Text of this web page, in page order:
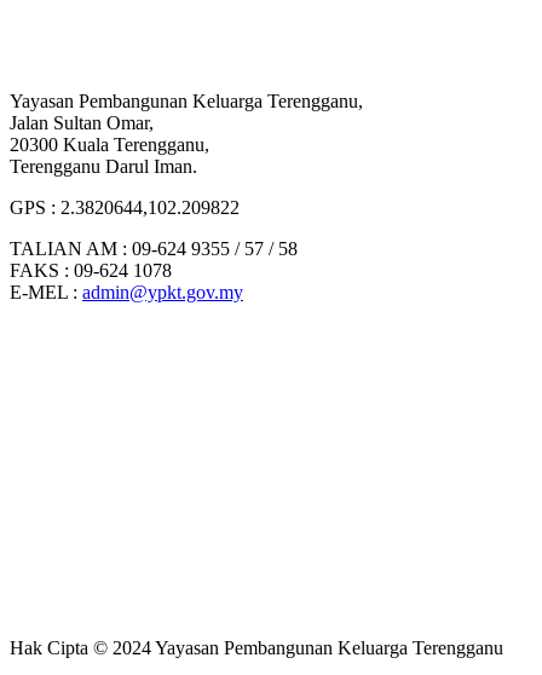
Yayasan Pembangunan Keluarga Terengganu,
Jalan Sultan Omar,
20300 Kuala Terengganu,
Terengganu Darul Iman.
GPS : 2.3820644,102.209822
TALIAN AM : 09-624 9355 / 57 / 58
FAKS : 09-624 1078
E-MEL : admin@ypkt.gov.my
Hak Cipta © 2024 Yayasan Pembangunan Keluarga Terengganu